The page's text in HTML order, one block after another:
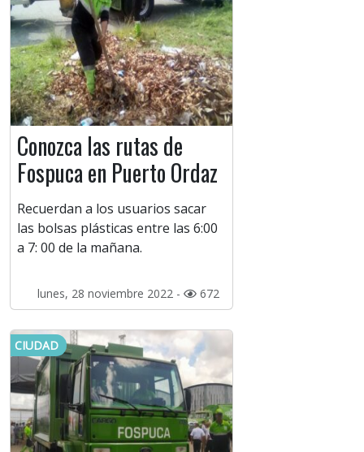
Conozca las rutas de
Fospuca en Puerto Ordaz
Recuerdan a los usuarios sacar
las bolsas plásticas entre las 6:00
a 7: 00 de la mañana.
lunes, 28 noviembre 2022 - 672
CIUDAD